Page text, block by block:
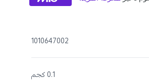
1010647002
0.1 كجم